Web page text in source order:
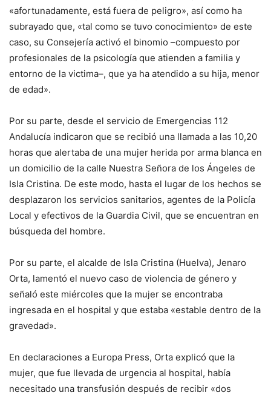
«afortunadamente, está fuera de peligro», así como ha
subrayado que, «tal como se tuvo conocimiento» de este
caso, su Consejería activó el binomio –compuesto por
profesionales de la psicología que atienden a familia y
entorno de la victima–, que ya ha atendido a su hija, menor
de edad».
Por su parte, desde el servicio de Emergencias 112
Andalucía indicaron que se recibió una llamada a las 10,20
horas que alertaba de una mujer herida por arma blanca en
un domicilio de la calle Nuestra Señora de los Ángeles de
Isla Cristina. De este modo, hasta el lugar de los hechos se
desplazaron los servicios sanitarios, agentes de la Policía
Local y efectivos de la Guardia Civil, que se encuentran en
búsqueda del hombre.
Por su parte, el alcalde de Isla Cristina (Huelva), Jenaro
Orta, lamentó el nuevo caso de violencia de género y
señaló este miércoles que la mujer se encontraba
ingresada en el hospital y que estaba «estable dentro de la
gravedad».
En declaraciones a Europa Press, Orta explicó que la
mujer, que fue llevada de urgencia al hospital, había
necesitado una transfusión después de recibir «dos